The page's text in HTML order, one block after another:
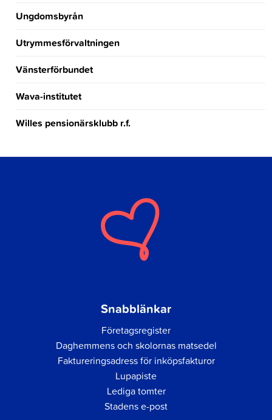
Ungdomsbyrån
Utrymmesförvaltningen
Vänsterförbundet
Wava-institutet
Willes pensionärsklubb r.f.
Snabblänkar
Företagsregister
Daghemmens och skolornas matsedel
Faktureringsadress för inköpsfakturor
Lupapiste
Lediga tomter
Stadens e-post